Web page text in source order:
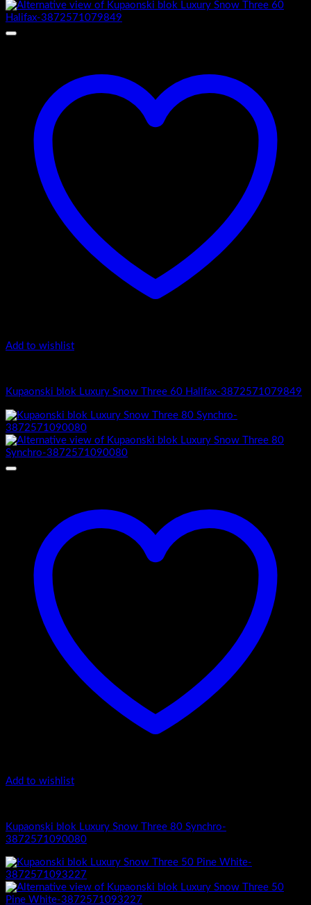
Add to wishlist
Kupaonski blok Luxury Snow Three 60 Halifax-3872571079849
Add to wishlist
Kupaonski blok Luxury Snow Three 80 Synchro-
3872571090080